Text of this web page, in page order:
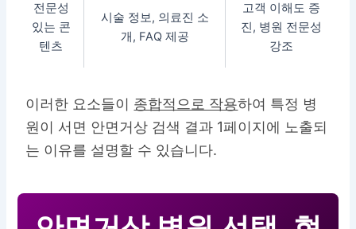
전문성
있는 콘
텐츠
시술 정보, 의료진 소
개, FAQ 제공
고객 이해도 증
진, 병원 전문성
강조
이러한 요소들이 종합적으로 작용하여 특정 병
원이 서면 안면거상 검색 결과 1페이지에 노출되
는 이유를 설명할 수 있습니다.